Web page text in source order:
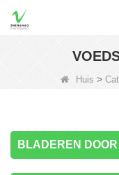
Huis >
BLADEREN